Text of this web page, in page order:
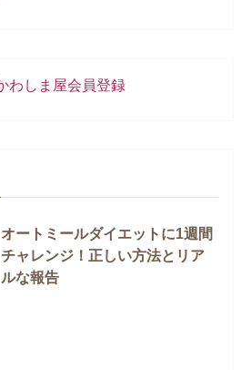
オートミールダイエットに1週間
チャレンジ！正しい方法とリア
ルな報告